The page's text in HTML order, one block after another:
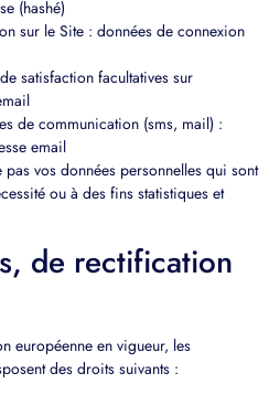
(hashé)
sur le Site : données de connexion
satisfaction facultatives sur
de communication (sms, mail) :
email
vos données personnelles qui sont
ou à des fins statistiques et
de rectification
européenne en vigueur, les
des droits suivants :